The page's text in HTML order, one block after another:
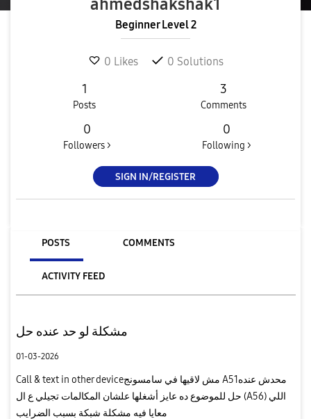
ahmedshakshak1
Beginner Level 2
0 Likes 0 Solutions
1
Posts
3
Comments
0
Followers >
0
Following >
SIGN IN/REGISTER
POSTS COMMENTS
ACTIVITY FEED
مشكلة لو حد عنده حل
01-03-2026
Call & text in other deviceمش لاقيها في سامسونج A51محدش عنده
حل للموضوع ده عايز أشغلها علشان المكالمات تجيلي ع ال (A56) اللي
معايا فيه مشكلة شبكة بسبب الضرايب